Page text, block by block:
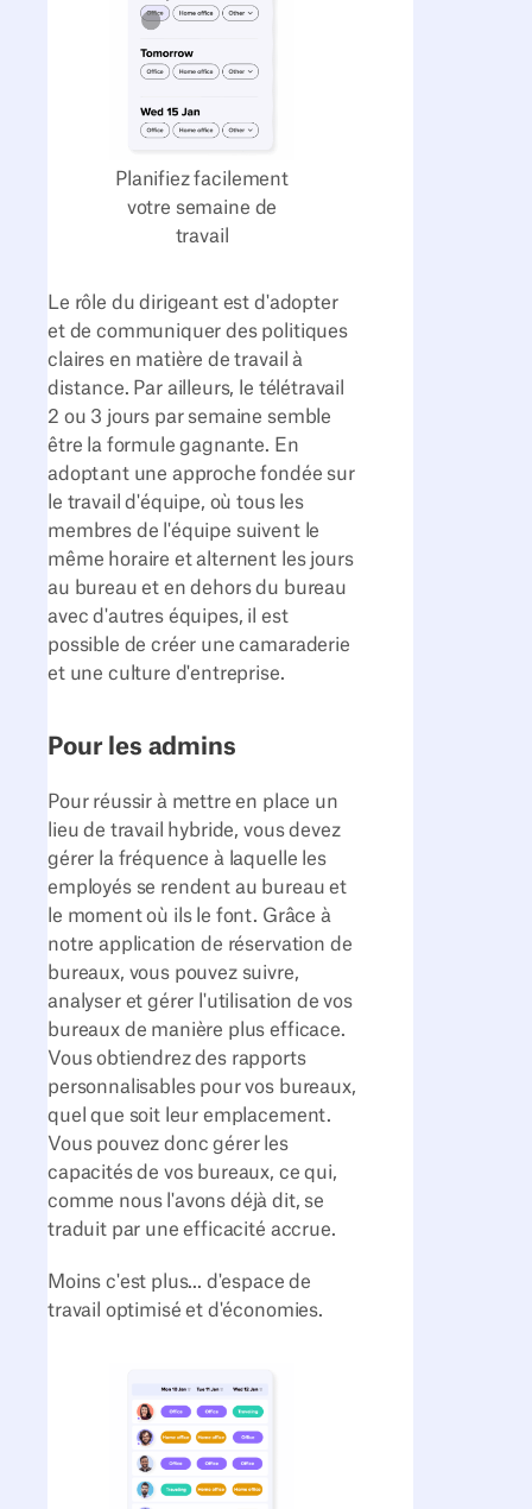
Planifiez facilement
votre semaine de
travail
Le rôle du dirigeant est d'adopter
et de communiquer des politiques
claires en matière de travail à
distance. Par ailleurs, le télétravail
2 ou 3 jours par semaine semble
être la formule gagnante. En
adoptant une approche fondée sur
le travail d'équipe, où tous les
membres de l'équipe suivent le
même horaire et alternent les jours
au bureau et en dehors du bureau
avec d'autres équipes, il est
possible de créer une camaraderie
et une culture d'entreprise.
Pour les admins
Pour réussir à mettre en place un
lieu de travail hybride, vous devez
gérer la fréquence à laquelle les
employés se rendent au bureau et
le moment où ils le font. Grâce à
notre application de réservation de
bureaux, vous pouvez suivre,
analyser et gérer l'utilisation de vos
bureaux de manière plus efficace.
Vous obtiendrez des rapports
personnalisables pour vos bureaux,
quel que soit leur emplacement.
Vous pouvez donc gérer les
capacités de vos bureaux, ce qui,
comme nous l'avons déjà dit, se
traduit par une efficacité accrue.
Moins c'est plus... d'espace de
travail optimisé et d'économies.